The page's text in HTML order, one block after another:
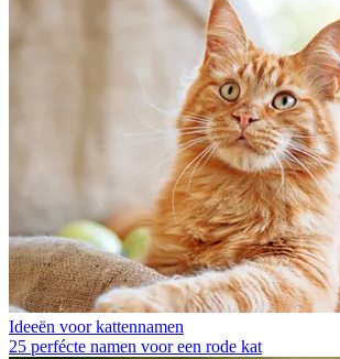
Ideeën voor kattennamen
25 perfécte namen voor een rode kat